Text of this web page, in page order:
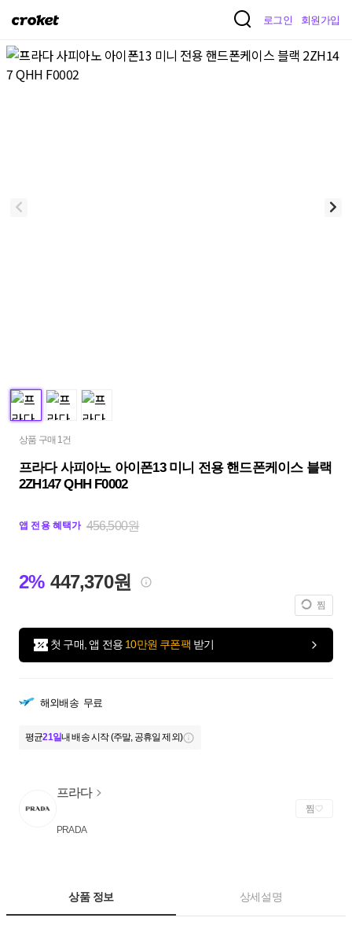
크
켓
로그인 회원가입
상품 구매 1건
프라다 사피아노 아이폰13 미니 전용 핸드폰케이스 블랙
2ZH147 QHH F0002
앱 전용 혜택가 456,500원
2% 447,370원
찜
첫 구매, 앱 전용 10만원 쿠폰팩 받기
해외배송 무료
평균21일내 배송 시작 (주말, 공휴일 제외)
프라다
PRADA
찜
상품 정보 상세설명